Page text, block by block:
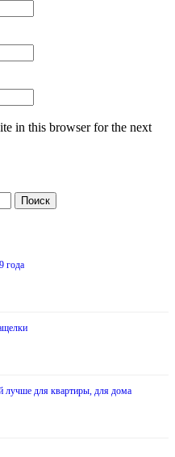
in this browser for the next
года
лучше для квартиры, для дома